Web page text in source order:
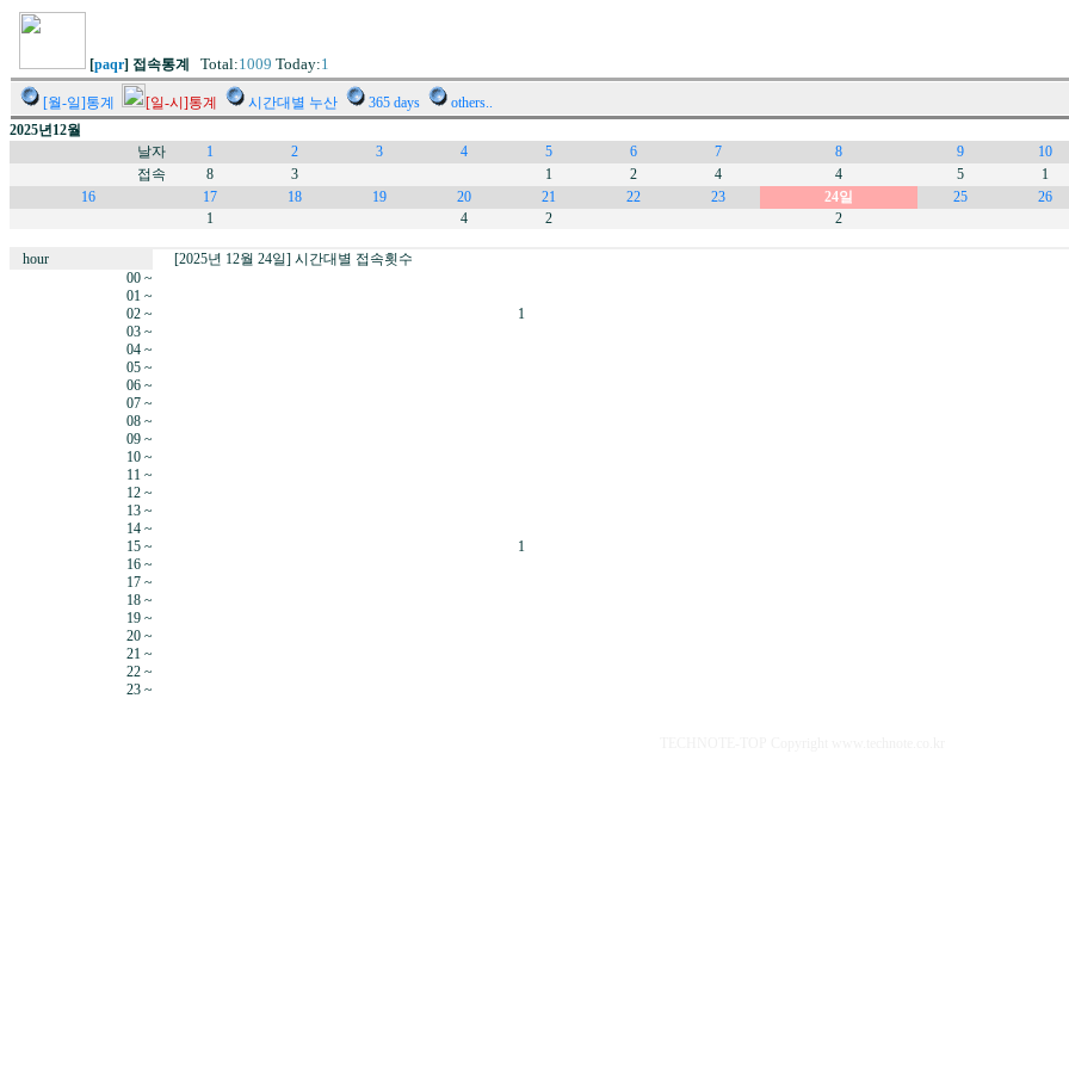
[paqr] 접속통계 Total:1009 Today:1
[월-일]통계 [일-시]통계 시간대별 누산 365 days
others..
2025년12월
날자
1 2 3 4 5 6 7 8 9 10
접속
8 3 1 2 4 4 5 1
16
17 18 19 20 21 22 23 24일 25 26
1
4 2 2
hour
[2025년 12월 24일] 시간대별 접속횟수
00 ~
01 ~
02 ~
1
03 ~
04 ~
05 ~
06 ~
07 ~
08 ~
09 ~
10 ~
11 ~
12 ~
13 ~
14 ~
15 ~
1
16 ~
17 ~
18 ~
19 ~
20 ~
21 ~
22 ~
23 ~